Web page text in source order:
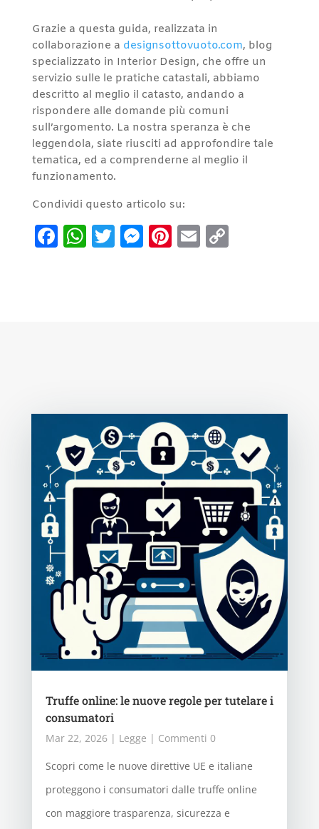
Grazie a questa guida, realizzata in
collaborazione a designsottovuoto.com, blog
specializzato in Interior Design, che offre un
servizio sulle le pratiche catastali, abbiamo
descritto al meglio il catasto, andando a
rispondere alle domande più comuni
sull’argomento. La nostra speranza è che
leggendola, siate riusciti ad approfondire tale
tematica, ed a comprenderne al meglio il
funzionamento.
Condividi questo articolo su:
Facebook
WhatsApp
Twitter
Messenger
Pinterest
EmailCopy
Truffe online: le nuove regole per tutelare i
consumatori
Mar 22, 2026| Legge | Commenti 0
Scopri come le nuove direttive UE e italiane
proteggono i consumatori dalle truffe online
con maggiore trasparenza, sicurezza e